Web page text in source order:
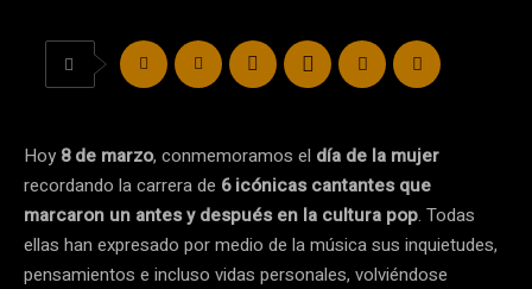
Hoy 8 de marzo, conmemoramos el día de la mujer
recordando la carrera de 6 icónicas cantantes que
marcaron un antes y después en la cultura pop. Todas
ellas han expresado por medio de la música sus inquietudes,
pensamientos e incluso vidas personales, volviéndose